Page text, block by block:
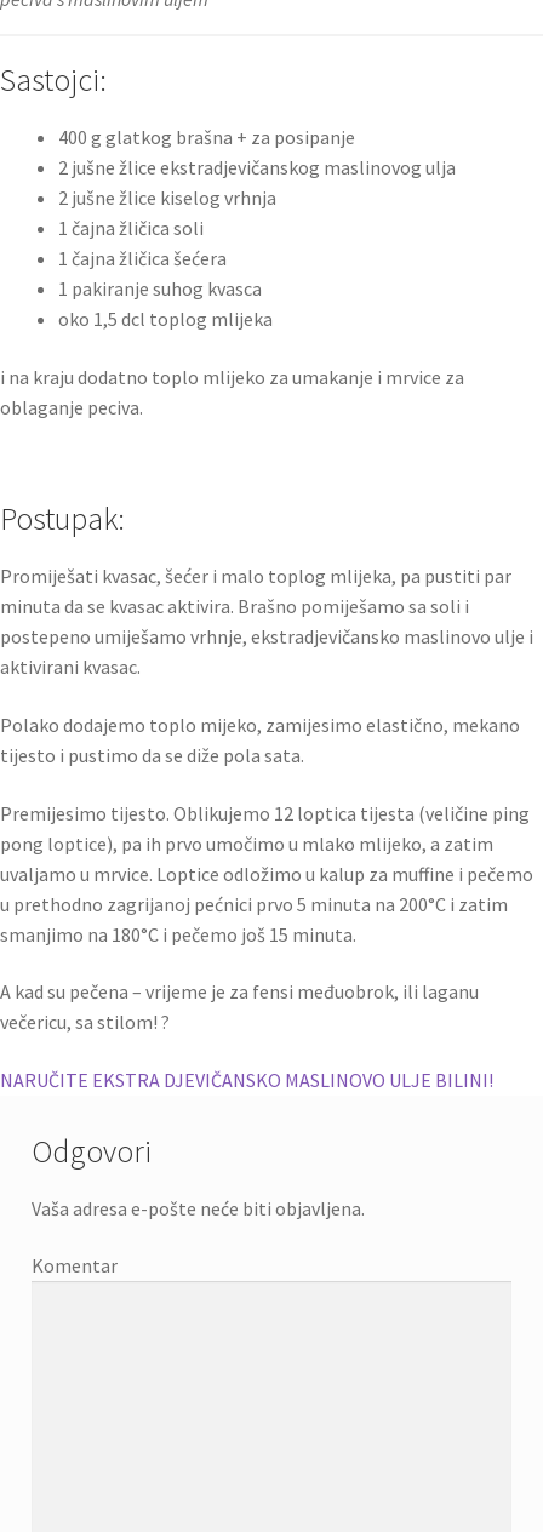
Sastojci:
400 g glatkog brašna + za posipanje
2 jušne žlice ekstradjevičanskog maslinovog ulja
2 jušne žlice kiselog vrhnja
1 čajna žličica soli
1 čajna žličica šećera
1 pakiranje suhog kvasca
oko 1,5 dcl toplog mlijeka
i na kraju dodatno toplo mlijeko za umakanje i mrvice za
oblaganje peciva.
Postupak:
Promiješati kvasac, šećer i malo toplog mlijeka, pa pustiti par
minuta da se kvasac aktivira. Brašno pomiješamo sa soli i
postepeno umiješamo vrhnje, ekstradjevičansko maslinovo ulje i
aktivirani kvasac.
Polako dodajemo toplo mijeko, zamijesimo elastično, mekano
tijesto i pustimo da se diže pola sata.
Premijesimo tijesto. Oblikujemo 12 loptica tijesta (veličine ping
pong loptice), pa ih prvo umočimo u mlako mlijeko, a zatim
uvaljamo u mrvice. Loptice odložimo u kalup za muffine i pečemo
u prethodno zagrijanoj pećnici prvo 5 minuta na 200°C i zatim
smanjimo na 180°C i pečemo još 15 minuta.
A kad su pečena – vrijeme je za fensi međuobrok, ili laganu
večericu, sa stilom! ?
NARUČITE EKSTRA DJEVIČANSKO MASLINOVO ULJE BILINI!
Odgovori
Vaša adresa e-pošte neće biti objavljena.
Komentar